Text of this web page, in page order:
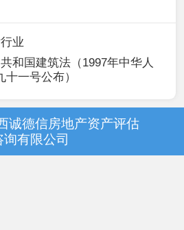
业
和国建筑法（1997年中华人
一号公布）
诚德信房地产资产评估
询有限公司